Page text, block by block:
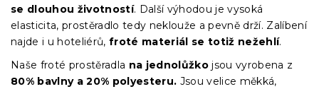
se dlouhou životností. Další výhodou je vysoká
elasticita, prostěradlo tedy neklouže a pevně drží. Zalíbení
najde i u hoteliérů,froté materiál se totiž nežehlí.
Naše froté prostěradla na jednolůžkojsou vyrobena z
80% bavlny a 20% polyesteru. Jsou velice měkká,